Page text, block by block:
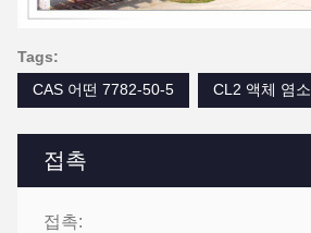
접촉
접촉:
Tags:
CAS 어떤 7782-50-5
CL2 액체 염소